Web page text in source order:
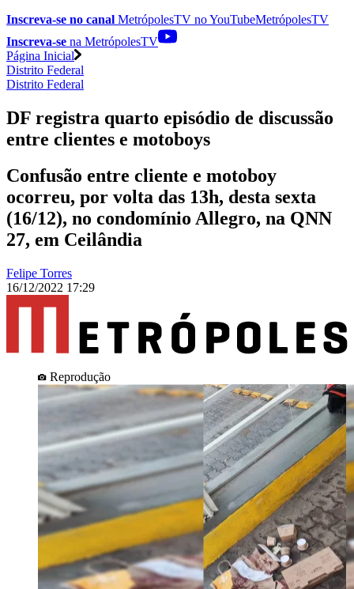
Inscreva-se no canal MetrópolesTV noYouTubeMetrópolesTV
Inscreva-se na MetrópolesTV
Página Inicial
Distrito Federal
Distrito Federal
DF registra quarto episódio de discussão
entre clientes e motoboys
Confusão entre cliente e motoboy
ocorreu, por volta das 13h, desta sexta
(16/12), no condomínio Allegro, na QNN
27, em Ceilândia
Felipe Torres
16/12/2022 17:29
Reprodução